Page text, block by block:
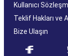
Kullanıcı
Teklif Hakları ve
Bize Ulaşın